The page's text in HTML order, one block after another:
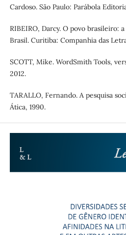
Cardoso. São Paulo: Parábola
RIBEIRO, Darcy. O povo brasileiro:
Brasil. Curitiba: Companhia das
SCOTT, Mike. WordSmith Tools,
2012.
TARALLO, Fernando. A pesquisa
Ática, 1990.